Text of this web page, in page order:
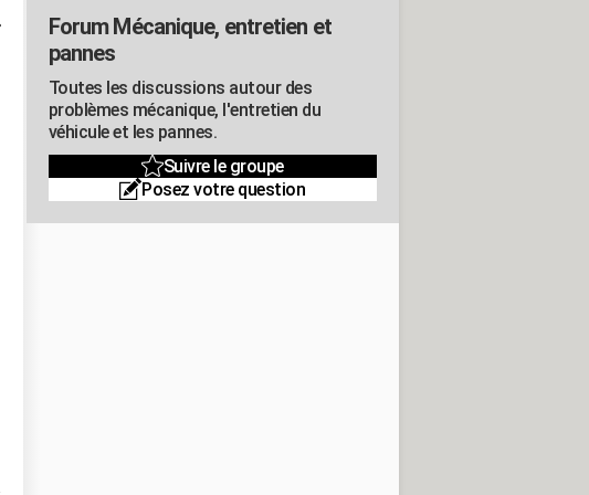
Forum Mécanique, entretien et
pannes
Toutes les discussions autour des
problèmes mécanique, l'entretien du
véhicule et les pannes.
Suivre le groupe
Posez votre question